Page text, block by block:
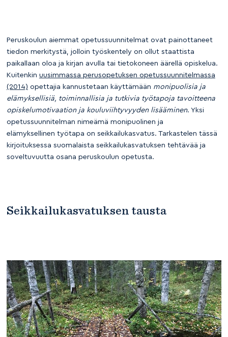
Peruskoulun aiemmat opetussuunnitelmat ovat painottaneet
tiedon merkitystä, jolloin työskentely on ollut staattista
paikallaan oloa ja kirjan avulla tai tietokoneen äärellä opiskelua.
Kuitenkin uusimmassa perusopetuksen opetussuunnitelmassa
(2014) opettajia kannustetaan käyttämään monipuolisia ja
elämyksellisiä, toiminnallisia ja tutkivia työtapoja tavoitteena
opiskelumotivaation ja kouluviihtyvyyden lisääminen. Yksi
opetussuunnitelman nimeämä monipuolinen ja
elämyksellinen työtapa on seikkailukasvatus. Tarkastelen tässä
kirjoituksessa suomalaista seikkailukasvatuksen tehtävää ja
soveltuvuutta osana peruskoulun opetusta.
Seikkailukasvatuksen tausta